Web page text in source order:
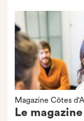
Magazine Côtes
Le